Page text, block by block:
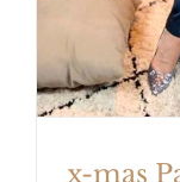
x-mas